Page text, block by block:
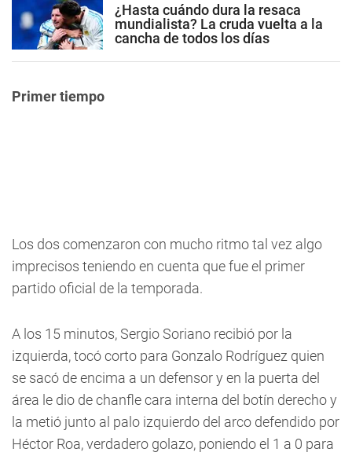
¿Hasta cuándo dura la resaca
mundialista? La cruda vuelta a la
cancha de todos los días
Primer tiempo
Los dos comenzaron con mucho ritmo tal vez algo
imprecisos teniendo en cuenta que fue el primer
partido oficial de la temporada.
A los 15 minutos, Sergio Soriano recibió por la
izquierda, tocó corto para Gonzalo Rodríguez quien
se sacó de encima a un defensor y en la puerta del
área le dio de chanfle cara interna del botín derecho y
la metió junto al palo izquierdo del arco defendido por
Héctor Roa, verdadero golazo, poniendo el 1 a 0 para